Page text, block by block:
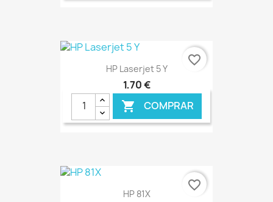
HP Laserjet 5 Y
1,70 €
 COMPRAR
€ ONLINE
favorite_border
HP 81X
favorite_border